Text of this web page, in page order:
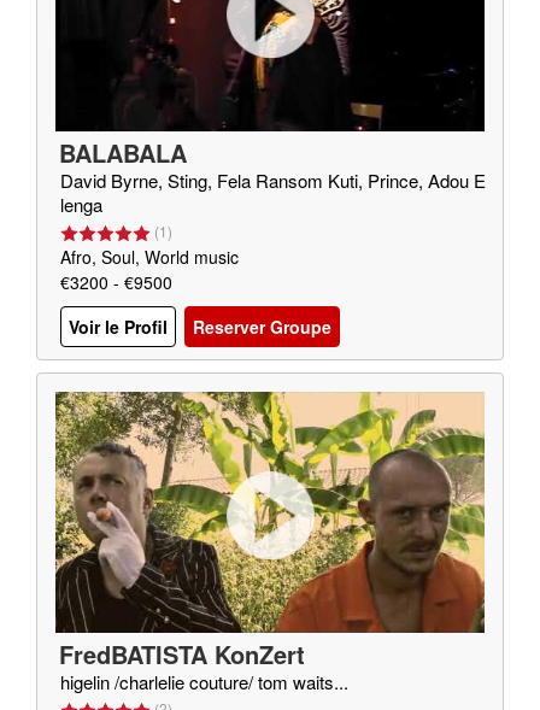
BALABALA
David Byrne, Sting, Fela Ransom Kuti, Prince, Adou E
lenga
(1)
Afro, Soul, World music
€3200 - €9500
Voir le Profil
Reserver Groupe
FredBATISTA KonZert
higelin /charlelie couture/ tom waits...